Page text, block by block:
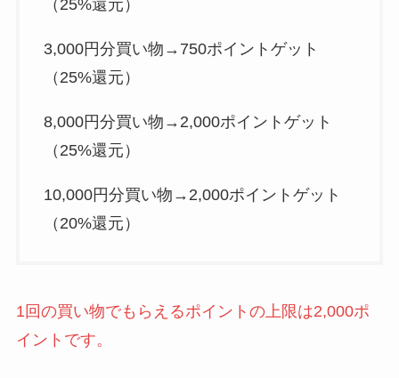
（25%還元）
3,000円分買い物→750ポイントゲット
（25%還元）
8,000円分買い物→2,000ポイントゲット
（25%還元）
10,000円分買い物→2,000ポイントゲット
（20%還元）
1回の買い物でもらえるポイントの上限は2,000ポ
イントです。